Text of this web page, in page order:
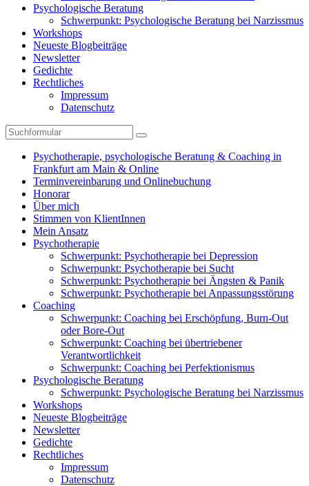
Psychologische Beratung
Schwerpunkt: Psychologische Beratung bei Narzissmus
Workshops
Neueste Blogbeiträge
Newsletter
Gedichte
Rechtliches
Impressum
Datenschutz
Suchen
Psychotherapie, psychologische Beratung & Coaching in
Frankfurt am Main & Online
Terminvereinbarung und Onlinebuchung
Honorar
Über mich
Stimmen von KlientInnen
Mein Ansatz
Psychotherapie
Schwerpunkt: Psychotherapie bei Depression
Schwerpunkt: Psychotherapie bei Sucht
Schwerpunkt: Psychotherapie bei Ängsten & Panik
Schwerpunkt: Psychotherapie bei Anpassungsstörung
Coaching
Schwerpunkt: Coaching bei Erschöpfung, Burn-Out
oder Bore-Out
Schwerpunkt: Coaching bei übertriebener
Verantwortlichkeit
Schwerpunkt: Coaching bei Perfektionismus
Psychologische Beratung
Schwerpunkt: Psychologische Beratung bei Narzissmus
Workshops
Neueste Blogbeiträge
Newsletter
Gedichte
Rechtliches
Impressum
Datenschutz